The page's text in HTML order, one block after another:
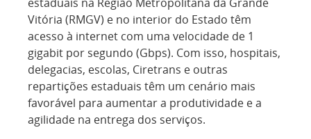
Vitória (RMGV) e no interior do Estado têm
acesso à internet com uma velocidade de 1
gigabit por segundo (Gbps). Com isso, hospitais,
delegacias, escolas, Ciretrans e outras
repartições estaduais têm um cenário mais
favorável para aumentar a produtividade e a
agilidade na entrega dos serviços.